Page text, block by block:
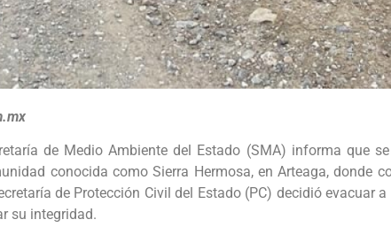
de Medio Ambiente del Estado (SMA) informa que
conocida como Sierra Hermosa, en Arteaga, donde
de Protección Civil del Estado (PC) decidió evacuar
su integridad.